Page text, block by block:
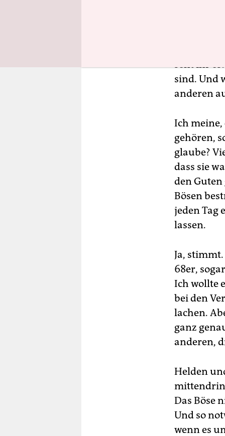
Was das
heißt
seht ihr
sind. Und
anderen
Ich
gehören,
glaube?
dass sie
den
Bösen
jeden Tag
lassen.
Ja,
68er,
Ich wollte
bei den
lachen.
ganz
anderen,
Helden
mittendrin
Das Böse
Und so
wenn es